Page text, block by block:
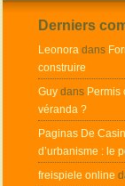
Derniers
Leonora dans
construire
Guy dans Permis
véranda ?
Paginas De
d’urbanisme : le
freispiele online